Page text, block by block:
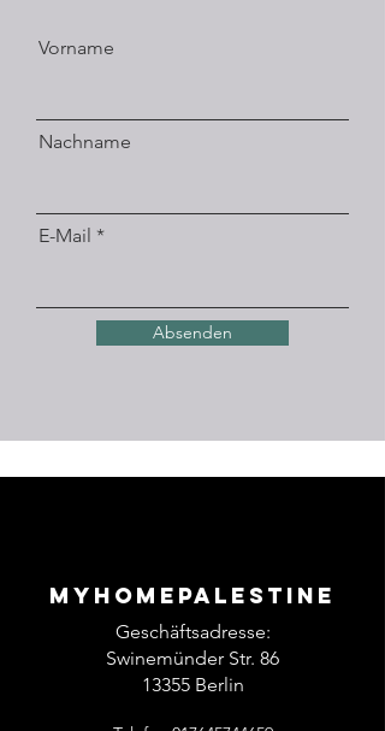
Vorname
Nachname
E-Mail
Absenden
Myhomepalestine
Geschäftsadresse:
Swinemünder Str. 86
13355 Berlin